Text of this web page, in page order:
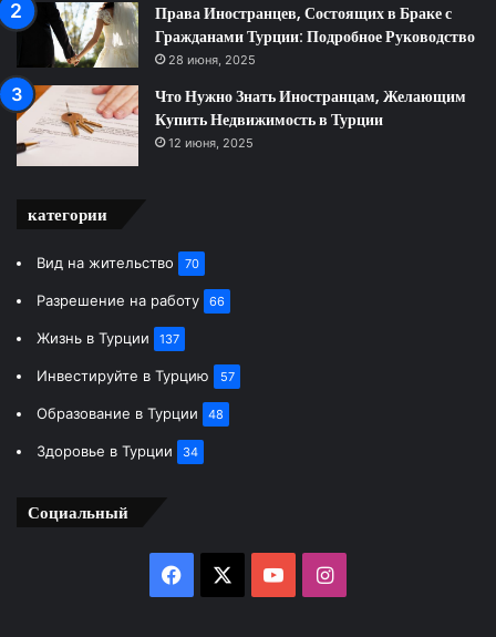
Права Иностранцев, Состоящих в Браке с
Гражданами Турции: Подробное Руководство
28 июня, 2025
Что Нужно Знать Иностранцам, Желающим
Купить Недвижимость в Турции
12 июня, 2025
категории
Вид на жительство 70
Разрешение на работу 66
Жизнь в Турции 137
Инвестируйте в Турцию 57
Образование в Турции 48
Здоровье в Турции 34
Социальный
Facebook YouTubeInstagram